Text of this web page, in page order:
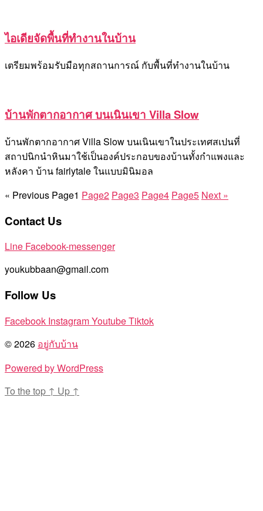
ไอเดียจัดพื้นที่ทำงานในบ้าน
เตรียมพร้อมรับมือทุกสถานการณ์ กับพื้นที่ทำงานในบ้าน
บ้านพักตากอากาศ บนเนินเขา Villa Slow
บ้านพักตากอากาศ Villa Slow บนเนินเขาในประเทศสเปนที่
สถาปนิกนำหินมาใช้เป็นองค์ประกอบของบ้านทั้งกำแพงและ
หลังคา บ้าน fairlytale ในแบบมินิมอล
« Previous Page1 Page2 Page3 Page4 Page5 Next »
Contact Us
Line Facebook-messenger
youkubbaan@gmail.com
Follow Us
Facebook InstagramYoutubeTiktok
© 2026 อยู่กับบ้าน
Powered by WordPress
To the top ↑ Up ↑